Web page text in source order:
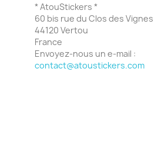
* AtouStickers *
60 bis rue du Clos des Vignes
44120 Vertou
France
Envoyez-nous un e-mail :
contact@atoustickers.com